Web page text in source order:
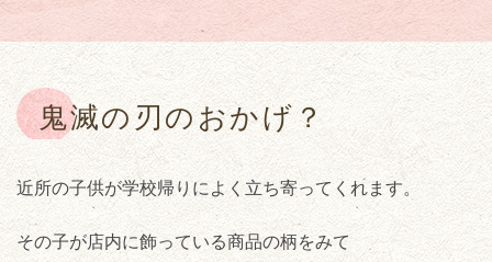
鬼滅の刃のおかげ？
近所の子供が学校帰りによく立ち寄ってくれます。
その子が店内に飾っている商品の柄をみて